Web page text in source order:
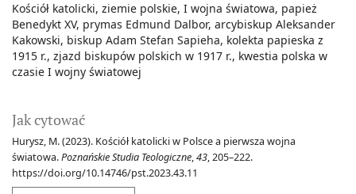
Kościół katolicki ziemie polskie I wojna światowa papież
Benedykt XV prymas Edmund Dalbor arcybiskup Aleksander
Kakowski biskup Adam Stefan Sapieha kolekta papieska z
1915 r. zjazd biskupów polskich w 1917 r. kwestia polska w
czasie I wojny światowej
Jak cytować
Hurysz, M. (2023). Kościół katolicki w Polsce a pierwsza wojna
światowa.Poznańskie Studia Teologiczne,43, 205–222.
https://doi.org/10.14746/pst.2023.43.11